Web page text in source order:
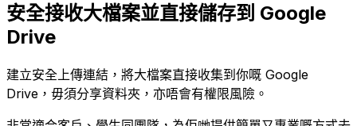
安全接收大檔案並直接儲存到 Google
Drive
建立安全上傳連結，將大檔案直接收集到你嘅 Google
Drive，毋須分享資料夾，亦唔會有權限風險。